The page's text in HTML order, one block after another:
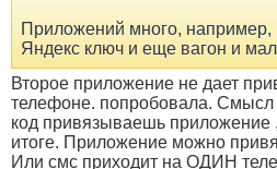
Приложений много, например,
Яндекс ключ и еще вагон и
Второе приложение не дает
телефоне. попробовала. Смысл
код привязываешь приложение
итоге. Приложение можно
Или смс приходит на ОДИН